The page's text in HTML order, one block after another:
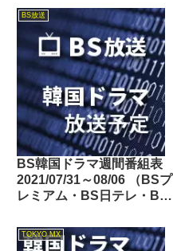
12/08
BS放送
BS韓国ドラマ週間番組表
2021/07/31～08/06 （BSプ
レミアム・BS日テレ・BS
東・BSフジ）
TOKYO MX